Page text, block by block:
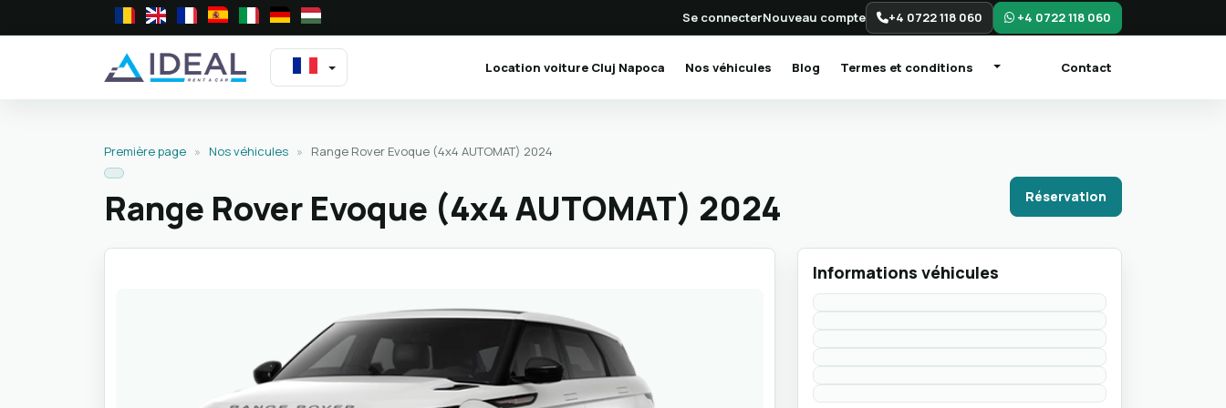
Se connecterNouveau compte +4 0722 118 060 +4 0722 118 060
Location voiture Cluj Napoca (current)
Nos véhicules Blog Termes et conditions Contact
Première page » Nos véhicules » Range Rover Evoque (4x4 AUTOMAT) 2024
Range Rover Evoque (4x4 AUTOMAT) 2024 Réservation
Informations véhicules